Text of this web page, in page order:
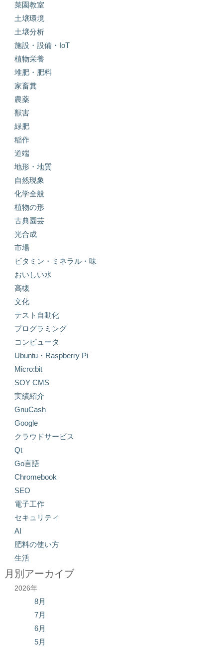
菜園教室
土壌環境
土壌分析
施設・設備・IoT
植物栄養
堆肥・肥料
家畜糞
農薬
獣害
緑肥
稲作
道端
地形・地質
自然現象
化学全般
植物の形
古典園芸
光合成
市場
ビタミン・ミネラル・味
おいしい水
高槻
文化
テスト自動化
プログラミング
コンピュータ
Ubuntu・Raspberry Pi
Micro:bit
SOY CMS
実績紹介
GnuCash
Google
クラウドサービス
Qt
Go言語
Chromebook
SEO
電子工作
セキュリティ
AI
肥料の使い方
生活
月別アーカイブ
2026年
8月
7月
6月
5月